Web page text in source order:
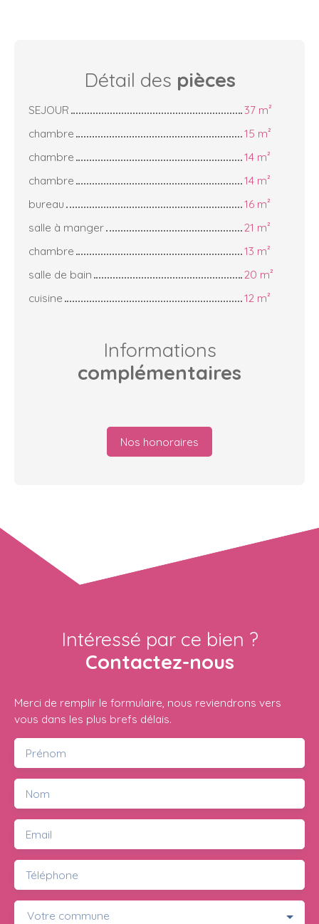
Détail des pièces
SEJOUR
37 m²
chambre
15 m²
chambre
14 m²
chambre
14 m²
bureau
16 m²
salle à manger
21 m²
chambre
13 m²
salle de bain
20 m²
cuisine
12 m²
Informations
complémentaires
Nos honoraires
Intéressé par ce bien ?
Contactez-nous
Merci de remplir le formulaire, nous reviendrons vers
vous dans les plus brefs délais.
Prénom
Nom
Email
Téléphone
Votre commune